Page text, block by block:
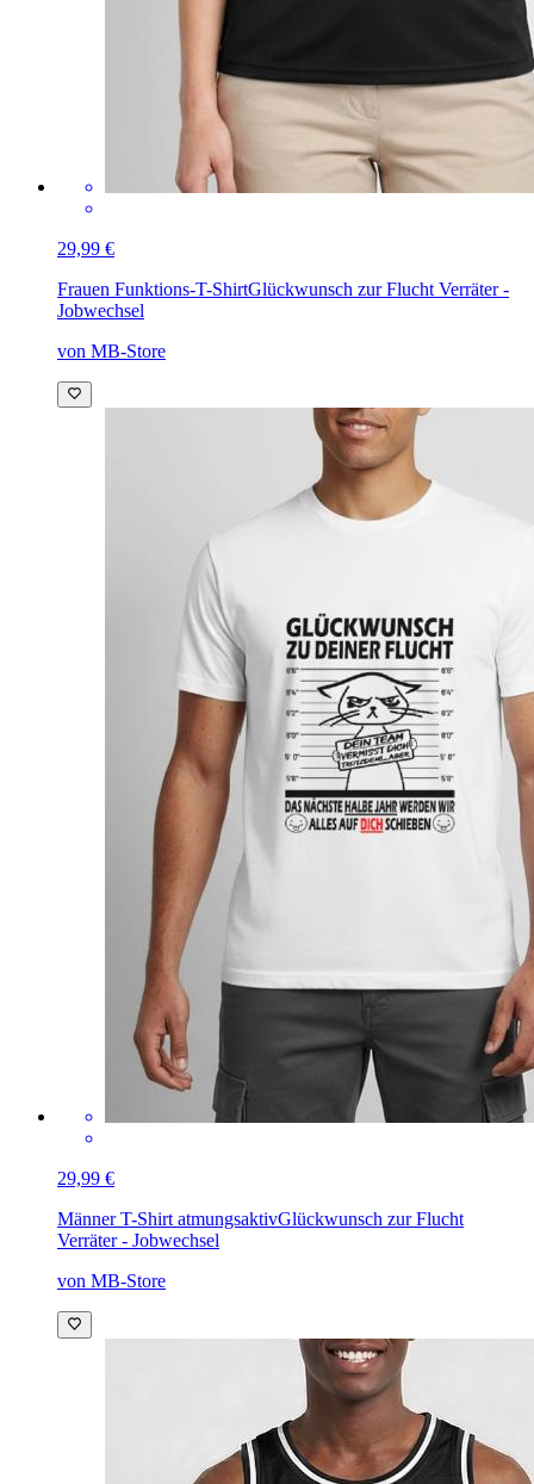
29,99 €
Frauen Funktions-T-ShirtGlückwunsch zur Flucht Verräter -
Jobwechsel
von MB-Store
29,99 €
Männer T-Shirt atmungsaktivGlückwunsch zur Flucht
Verräter - Jobwechsel
von MB-Store